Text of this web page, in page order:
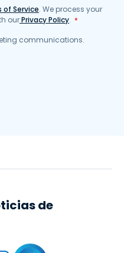
of Service. We process your
ourPrivacy Policy. *
communications.
de